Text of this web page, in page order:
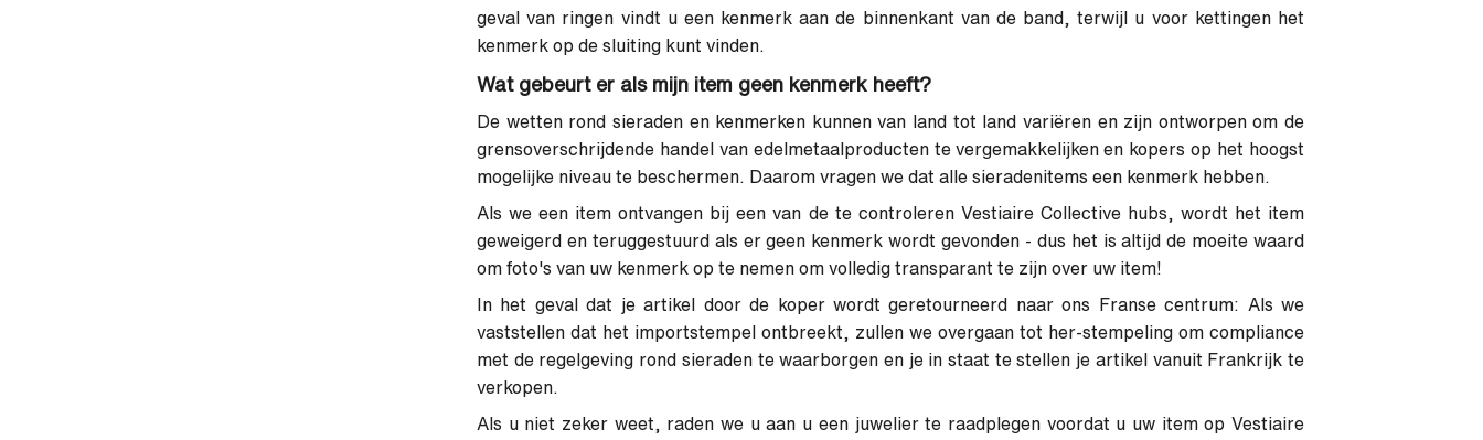
geval van ringen vindt u een kenmerk aan de binnenkant van de band, terwijl u voor kettingen het
kenmerk op de sluiting kunt vinden.
Wat gebeurt er als mijn item geen kenmerk heeft?
De wetten rond sieraden en kenmerken kunnen van land tot land variëren en zijn ontworpen om de
grensoverschrijdende handel van edelmetaalproducten te vergemakkelijken en kopers op het hoogst
mogelijke niveau te beschermen. Daarom vragen we dat alle sieradenitems een kenmerk hebben.
Als we een item ontvangen bij een van de te controleren Vestiaire Collective hubs, wordt het item
geweigerd en teruggestuurd als er geen kenmerk wordt gevonden - dus het is altijd de moeite waard
om foto's van uw kenmerk op te nemen om volledig transparant te zijn over uw item!
In het geval dat je artikel door de koper wordt geretourneerd naar ons Franse centrum: Als we
vaststellen dat het importstempel ontbreekt, zullen we overgaan tot her-stempeling om compliance
met de regelgeving rond sieraden te waarborgen en je in staat te stellen je artikel vanuit Frankrijk te
verkopen.
Als u niet zeker weet, raden we u aan u een juwelier te raadplegen voordat u uw item op Vestiaire